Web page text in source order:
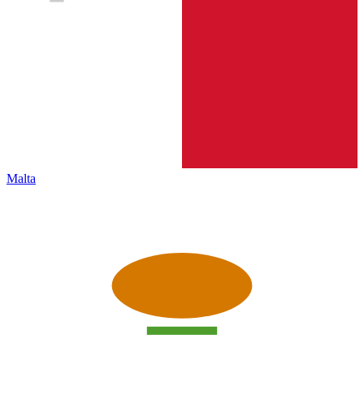
Malta